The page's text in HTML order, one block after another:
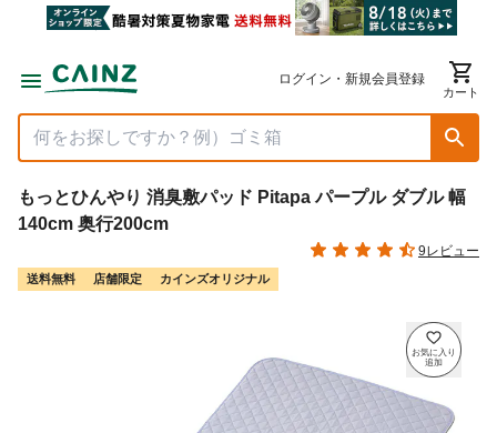
ログイン・新規会員登録
カート
もっとひんやり 消臭敷パッド Pitapa パープル ダブル 幅
140cm 奥行200cm
9レビュー
送料無料 店舗限定 カインズオリジナル